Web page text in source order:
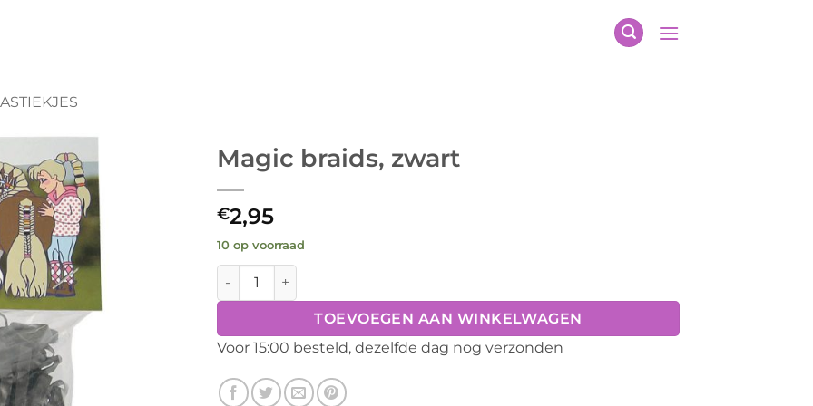
Magic braids, zwart
€2,95
10 op voorraad
Magic braids, zwart aantal
TOEVOEGEN AAN WINKELWAGEN
Voor 15:00 besteld, dezelfde dag nog verzonden